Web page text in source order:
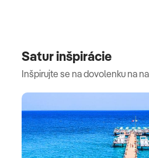
Satur inšpirácie
Inšpirujte se na dovolenku na